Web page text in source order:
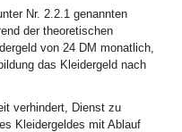
Nr. 2.2.1 genannten
der theoretischen
von 24 DM monatlich,
das Kleidergeld nach
verhindert, Dienst zu
Kleidergeldes mit Ablauf